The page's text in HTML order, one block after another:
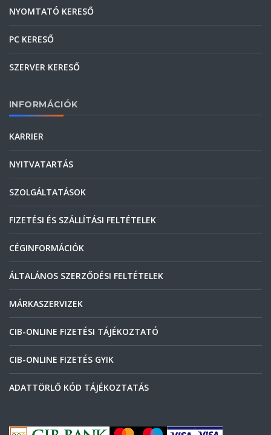
NYOMTATÓ KERESŐ
PC KERESŐ
SZERVER KERESŐ
INFORMÁCIÓK
KARRIER
NYITVATARTÁS
SZOLGÁLTATÁSOK
FIZETÉSI ÉS SZÁLLÍTÁSI FELTÉTELEK
CÉGINFORMÁCIÓK
ÁLTALÁNOS SZERZŐDÉSI FELTÉTELEK
MÁRKASZERVIZEK
CIB-ONLINE FIZETÉSI TÁJÉKOZTATÓ
CIB-ONLINE FIZETÉS GYIK
ADATTÖRLŐ KÓD TÁJÉKOZTATÁS